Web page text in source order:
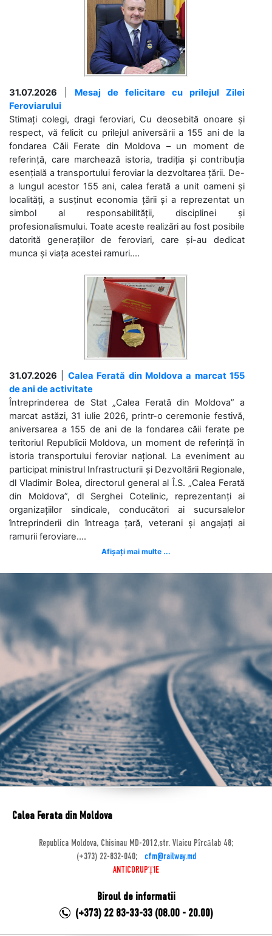
31.07.2026
Mesaj de felicitare cu prilejul Zilei
Feroviarului
Stimați colegi, dragi feroviari, Cu deosebită onoare și
respect, vă felicit cu prilejul aniversării a 155 ani de la
fondarea Căii Ferate din Moldova – un moment de
referință, care marchează istoria, tradiția și contribuția
esențială a transportului feroviar la dezvoltarea țării. De-
a lungul acestor 155 ani, calea ferată a unit oameni și
localități, a susținut economia țării și a reprezentat un
simbol al responsabilității, disciplinei și
profesionalismului. Toate aceste realizări au fost posibile
datorită generațiilor de feroviari, care și-au dedicat
munca și viața acestei ramuri....
31.07.2026
Calea Ferată din Moldova a marcat 155
de ani de activitate
Întreprinderea de Stat „Calea Ferată din Moldova” a
marcat astăzi, 31 iulie 2026, printr-o ceremonie festivă,
aniversarea a 155 de ani de la fondarea căii ferate pe
teritoriul Republicii Moldova, un moment de referință în
istoria transportului feroviar național. La eveniment au
participat ministrul Infrastructurii și Dezvoltării Regionale,
dl Vladimir Bolea, directorul general al Î.S. „Calea Ferată
din Moldova”, dl Serghei Cotelinic, reprezentanți ai
organizațiilor sindicale, conducători ai sucursalelor
întreprinderii din întreaga țară, veterani și angajați ai
ramurii feroviare....
Afișați mai multe ...
Calea Ferata din Moldova
Republica Moldova, Chisinau MD-2012,str. Vlaicu Pîrcălab 48;
(+373) 22-832-040;
cfm@railway.md
ANTICORUPȚIE
Biroul de informatii
(+373) 22 83-33-33 (08.00 - 20.00)